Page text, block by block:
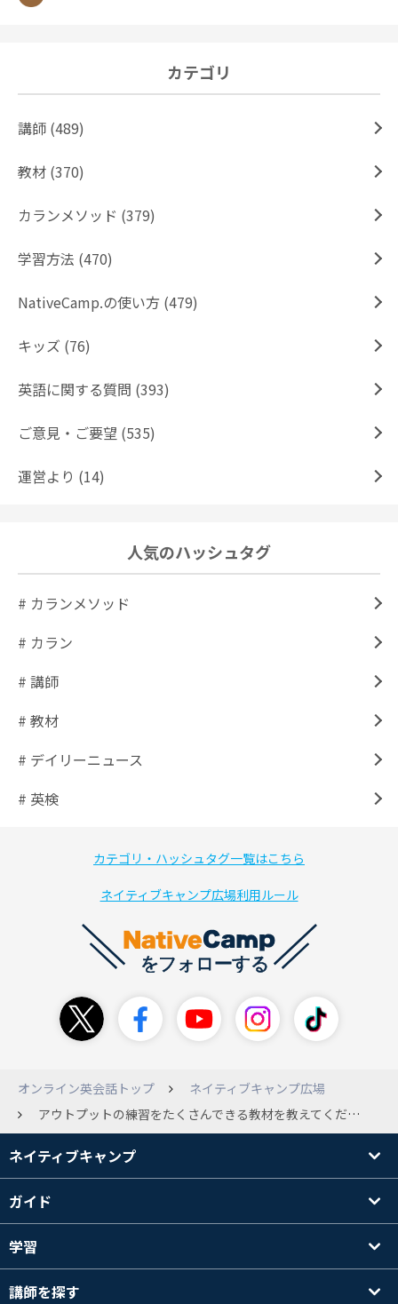
カテゴリ
講師 (489)
教材 (370)
カランメソッド (379)
学習方法 (470)
NativeCamp.の使い方 (479)
キッズ (76)
英語に関する質問 (393)
ご意見・ご要望 (535)
運営より (14)
人気のハッシュタグ
# カランメソッド
# カラン
# 講師
# 教材
# デイリーニュース
# 英検
カテゴリ・ハッシュタグ一覧はこちら
ネイティブキャンプ広場利用ルール
オンライン英会話トップ
ネイティブキャンプ広場
アウトプットの練習をたくさんできる教材を教えてください。
ネイティブキャンプ
ガイド
学習
講師を探す